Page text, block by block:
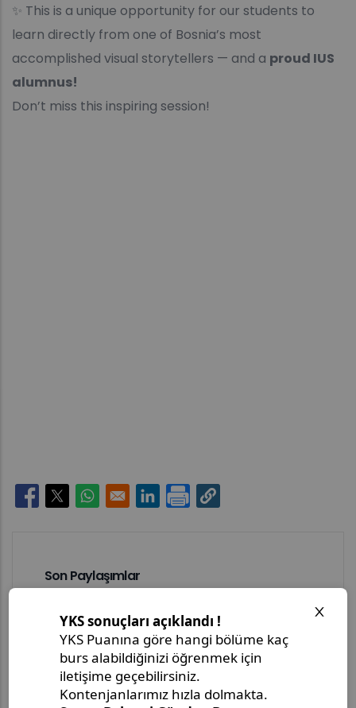
✨ This is a unique opportunity for our students to
learn directly from one of Bosnia’s most
accomplished visual storytellers — and a proud IUS
alumnus!
Don’t miss this inspiring session!
Opens in a new window
Opens in a new window
Opens in a new window
Opens in a new window
Son Paylaşımlar
Master's Project Defense
Announcement - Ms. Merjem
Kudeimati
Master's Thesis Defense